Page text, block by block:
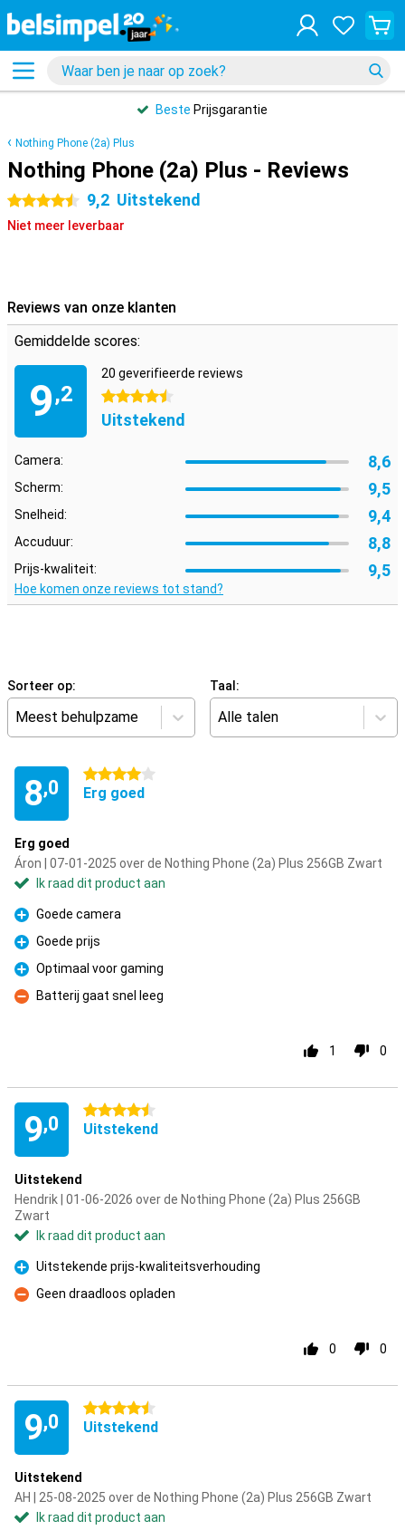
Beste Prijsgarantie
Nothing Phone (2a) Plus
Nothing Phone (2a) Plus - Reviews
4.5 sterren 9,2 Uitstekend
Niet meer leverbaar
Reviews van onze klanten
Gemiddelde scores:
9,2
20 geverifieerde reviews
4.5 sterren
Uitstekend
Camera: 8,6
Scherm: 9,5
Snelheid: 9,4
Accuduur: 8,8
Prijs-kwaliteit: 9,5
Hoe komen onze reviews tot stand?
Sorteer op:
Meest behulpzame
Taal:
Alle talen
8,0
4 sterren
Erg goed
Erg goed
Áron | 07-01-2025 over de Nothing Phone (2a) Plus 256GB Zwart
Ik raad dit product aan
Pluspunt
Goede camera
Pluspunt
Goede prijs
Pluspunt
Optimaal voor gaming
Minpunt
Batterij gaat snel leeg
1 0
9,0
4.5 sterren
Uitstekend
Uitstekend
Hendrik | 01-06-2026 over de Nothing Phone (2a) Plus 256GB
Zwart
Ik raad dit product aan
Pluspunt
Uitstekende prijs-kwaliteitsverhouding
Minpunt
Geen draadloos opladen
0 0
9,0
4.5 sterren
Uitstekend
Uitstekend
AH | 25-08-2025 over de Nothing Phone (2a) Plus 256GB Zwart
Ik raad dit product aan